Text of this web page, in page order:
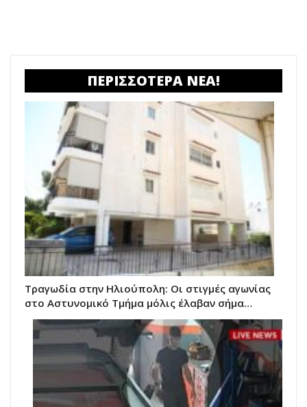
ΠΕΡΙΣΣΟΤΕΡΑ ΝΕΑ!
Τραγωδία στην Ηλιούπολη: Οι στιγμές αγωνίας
στο Αστυνομικό Τμήμα μόλις έλαβαν σήμα…